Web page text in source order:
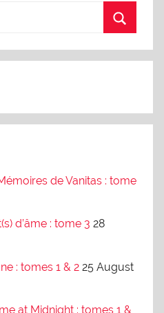
de Vanitas : tome
d’âme : tome 3 28
: tomes 1 & 2 25 August
at Midnight : tomes 1 &